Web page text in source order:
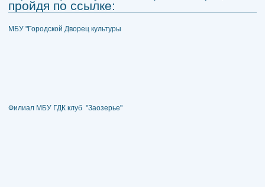
пройдя по ссылке:
МБУ "Городской Дворец культуры
Филиал МБУ ГДК клуб "Заозерье"